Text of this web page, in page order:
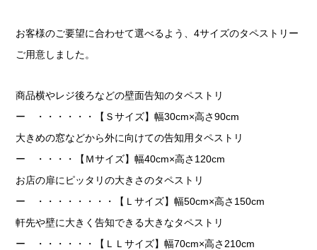
お客様のご要望に合わせて選べるよう、4サイズのタペストリー
ご用意しました。
商品横やレジ後ろなどの壁面告知のタペストリ
ー ・・・・・・【Ｓサイズ】幅30cm×高さ90cm
大きめの窓などから外に向けての告知用タペストリ
ー ・・・・【Ｍサイズ】幅40cm×高さ120cm
お店の扉にピッタリの大きさのタペストリ
ー ・・・・・・・・【Ｌサイズ】幅50cm×高さ150cm
軒先や壁に大きく告知できる大きなタペストリ
ー ・・・・・・【ＬＬサイズ】幅70cm×高さ210cm